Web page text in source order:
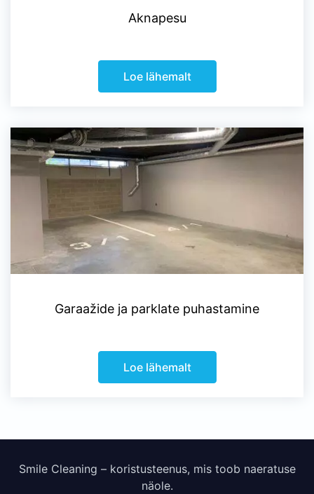
Aknapesu
Loe lähemalt
Garaažide ja parklate puhastamine
Loe lähemalt
Smile Cleaning – koristusteenus, mis toob naeratuse
näole.